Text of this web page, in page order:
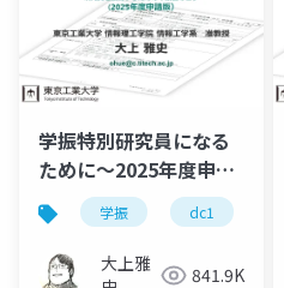
学振特別研究員になる
ために～2025年度申請
版
学振 dc1
大上雅
841.9K